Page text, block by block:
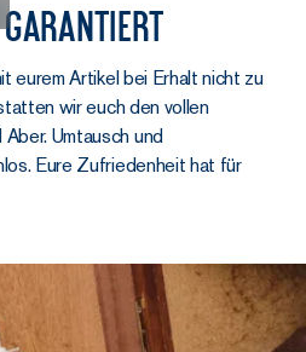
garantiert
eurem Artikel bei Erhalt nicht zu
wir euch den vollen
Umtausch und
Eure Zufriedenheit hat für